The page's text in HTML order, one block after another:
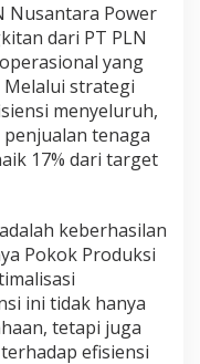
Nusantara Power
dari PT PLN
yang
Melalui strategi
menyeluruh,
tenaga
17% dari target
keberhasilan
Pokok Produksi
ini tidak hanya
tetapi juga
efisiensi